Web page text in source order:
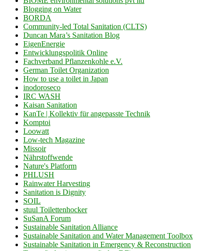
Blogging on Water
BORDA
Community-led Total Sanitation (CLTS)
Duncan Mara’s Sanitation Blog
EigenEnergie
Entwicklungspolitik Online
Fachverband Pflanzenkohle e.V.
German Toilet Organization
How to use a toilet in Japan
inodoroseco
IRC WASH
Kaisan Sanitation
KanTe | Kollektiv für angepasste Technik
Komptoi
Loowatt
Low-tech Magazine
Missoir
Nährstoffwende
Nature's Platform
PHLUSH
Rainwater Harvesting
Sanitation is Dignity
SOIL
stuul Toilettenhocker
SuSanA Forum
Sustainable Sanitation Alliance
Sustainable Sanitation and Water Management Toolbox
Sustainable Sanitation in Emergency & Reconstruction